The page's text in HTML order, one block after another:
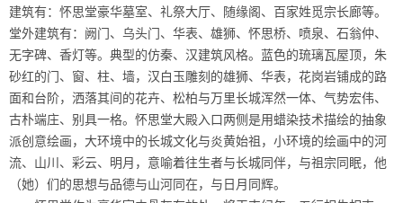
建筑有：怀思堂豪华墓室、礼祭大厅、随缘阁、百家姓觅宗长廊等。
堂外建筑有：阙门、乌头门、华表、雄狮、怀思桥、喷泉、石翁仲、
无字碑、香灯等。典型的仿秦、汉建筑风格。蓝色的琉璃瓦屋顶，朱
砂红的门、窗、柱、墙，汉白玉雕刻的雄狮、华表，花岗岩铺成的路
面和台阶，洒落其间的花卉、松柏与万里长城浑然一体、气势宏伟、
古朴端庄、别具一格。怀思堂大殿入口两侧是用蜡染技术描绘的抽象
派创意绘画，大环境中的长城文化与炎黄始祖，小环境的绘画中的河
流、山川、彩云、明月，意喻着往生者与长城同伴，与祖宗同眠，他
（她）们的思想与品德与山河同在，与日月同辉。